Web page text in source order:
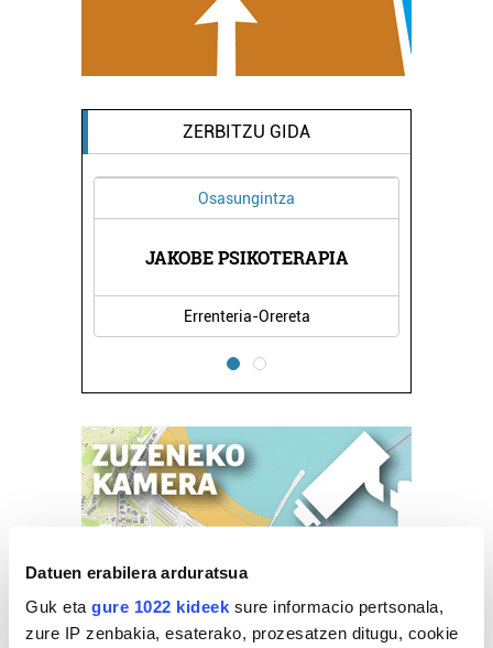
Datuen erabilera arduratsua
Guk eta gure 1022 kideek sure informacio pertsonala,
zure IP zenbakia, esaterako, prozesatzen ditugu, cookie
ZERBITZU GIDA
Osasungintza
JAKOBE PSIKOTERAPIA
Errenteria-Orereta